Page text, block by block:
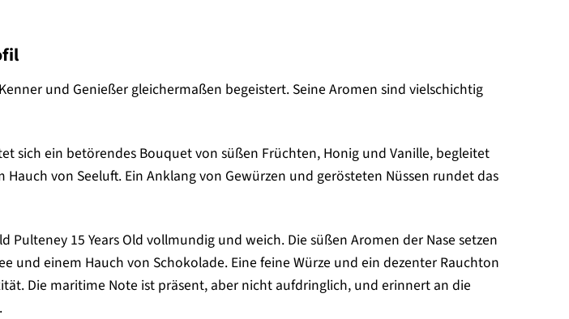
und Genießer gleichermaßen begeistert. Seine Aromen sind vielschichtig
sich ein betörendes Bouquet von süßen Früchten, Honig und Vanille, begleitet
von Seeluft. Ein Anklang von Gewürzen und gerösteten Nüssen rundet das
Pulteney 15 Years Old vollmundig und weich. Die süßen Aromen der Nase setzen
und einem Hauch von Schokolade. Eine feine Würze und ein dezenter Rauchton
Die maritime Note ist präsent, aber nicht aufdringlich, und erinnert an die